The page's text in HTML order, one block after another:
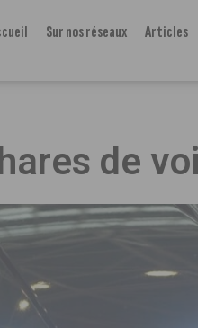
Sur nos réseaux Articles
de